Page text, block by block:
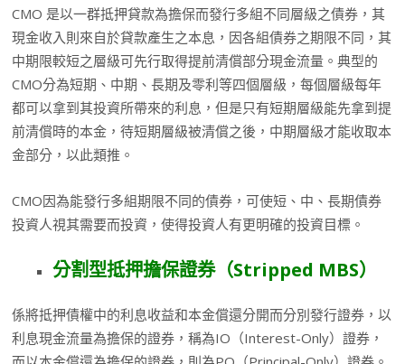
CMO 是以一群抵押貸款為擔保而發行多組不同層級之債券，其
現金收入則來自於貸款產生之本息，因各組債券之期限不同，其
中期限較短之層級可先行取得提前清償部分現金流量。典型的
CMO分為短期、中期、長期及零利等四個層級，每個層級每年
都可以拿到其投資所帶來的利息，但是只有短期層級能先拿到提
前清償時的本金，待短期層級被清償之後，中期層級才能收取本
金部分，以此類推。
CMO因為能發行多組期限不同的債券，可使短、中、長期債券
投資人視其需要而投資，使得投資人有更明確的投資目標。
分割型抵押擔保證券（Stripped MBS）
係將抵押債權中的利息收益和本金償還分開而分別發行證券，以
利息現金流量為擔保的證券，稱為IO（Interest-Only）證券，